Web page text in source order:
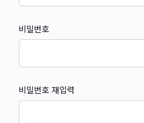
비밀번호
비밀번호 재입력